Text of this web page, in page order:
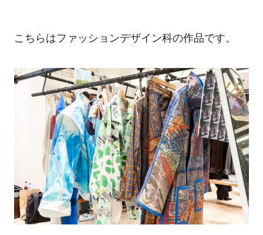
こちらはファッションデザイン科の作品です。